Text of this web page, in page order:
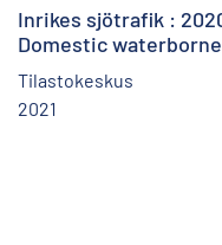
Inrikes sjötrafik :
Domestic
Tilastokeskus
2021